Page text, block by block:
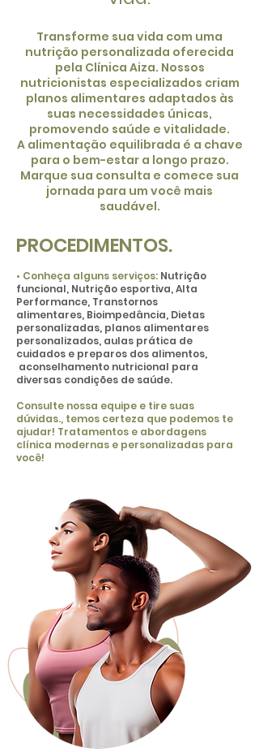
Transforme sua vida com uma
nutrição personalizada oferecida
pela Clínica Aiza. Nossos
nutricionistas especializados criam
planos alimentares adaptados às
suas necessidades únicas,
promovendo saúde e vitalidade.
A alimentação equilibrada é a chave
para o bem-estar a longo prazo.
Marque sua consulta e comece sua
jornada para um você mais
saudável.
PROCEDIMENTOS.
• Conheça alguns serviços: Nutrição
funcional, Nutrição esportiva, Alta
Performance, Transtornos
alimentares, Bioimpedância, Dietas
personalizadas, planos alimentares
personalizados, aulas prática de
cuidados e preparos dos alimentos,
aconselhamento nutricional para
diversas condições de saúde.​
Consulte nossa equipe e tire suas
dúvidas., temos certeza que podemos te
ajudar! Tratamentos e abordagens
clínica modernas e personalizadas para
você!